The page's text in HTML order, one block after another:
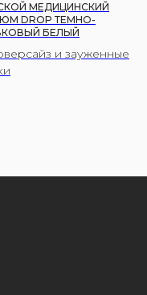
МЕДИЦИНСКИЙ
DROP ТЕМНО-
БЕЛЫЙ
и зауженные